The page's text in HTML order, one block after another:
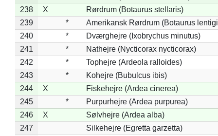
238
X
Rørdrum (Botaurus stellaris)
239
*
Amerikansk Rørdrum (Botaurus
240
*
Dværghejre (Ixobrychus minutus)
241
*
Nathejre (Nycticorax nycticorax)
242
*
Tophejre (Ardeola ralloides)
243
*
Kohejre (Bubulcus ibis)
244
X
Fiskehejre (Ardea cinerea)
245
*
Purpurhejre (Ardea purpurea)
246
X
Sølvhejre (Ardea alba)
247
Silkehejre (Egretta garzetta)